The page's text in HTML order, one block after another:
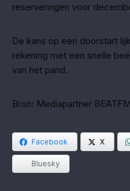
reserveringen voor
De kans op een doorstart
rekening met een snelle
van het pand.
Bron: Mediapartner BEATFM
Facebook X
Bluesky